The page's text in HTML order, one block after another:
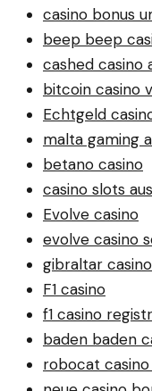
casino bonus
beep beep
cashed casino
bitcoin casino
Echtgeld
malta gaming
betano casino
casino slots
Evolve casino
evolve casino
gibraltar
F1 casino
f1 casino
baden baden
robocat